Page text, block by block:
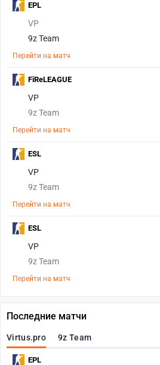
VP
9z Team
Перейти на матч
EPL
VP
9z Team
Перейти на матч
FiReLEAGUE
VP
9z Team
Перейти на матч
ESL
VP
9z Team
Перейти на матч
ESL
Последние матчи
Virtus.pro 9z Team
EPL